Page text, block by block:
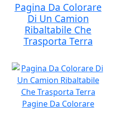
Pagina Da Colorare
Di Un Camion
Ribaltabile Che
Trasporta Terra